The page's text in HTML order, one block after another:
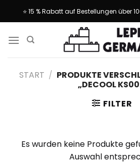
⭐ 15 % Rabatt auf Bestellungen über
START / PRODUKTE
„DECOOL
FILTER
Es wurden keine Produkte
Auswahl